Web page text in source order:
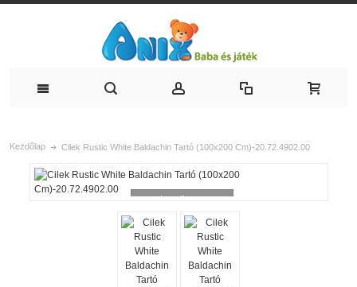
Kezdőlap Cilek Rustic White Baldachin Tartó (100x200 Cm)-20.72.4902.00
Loading...